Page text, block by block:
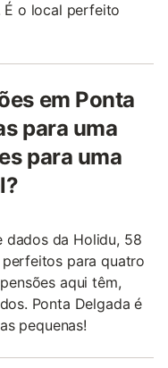
É o local perfeito
em Ponta
para uma
para uma
dados da Holidu, 58
perfeitos para quatro
aqui têm,
Ponta Delgada é
pequenas!